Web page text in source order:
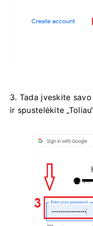
3. Tada įveskite
ir spustelėkite